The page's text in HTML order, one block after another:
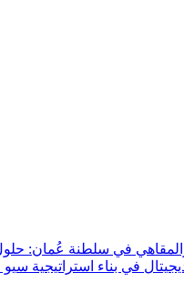
في سلطنة عُمان:
في بناء استراتيجية